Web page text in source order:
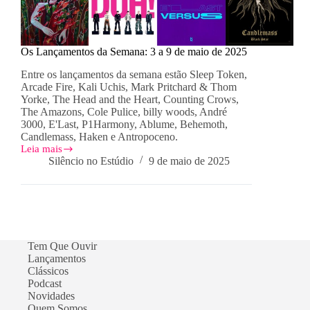
Os Lançamentos da Semana: 3 a 9 de maio de 2025
Entre os lançamentos da semana estão Sleep Token,
Arcade Fire, Kali Uchis, Mark Pritchard & Thom
Yorke, The Head and the Heart, Counting Crows,
The Amazons, Cole Pulice, billy woods, André
3000, E'Last, P1Harmony, Ablume, Behemoth,
Candlemass, Haken e Antropoceno.
Leia mais
Os
Lançamentos
maio
de
2025
Silêncio no Estúdio 9 de maio de 2025
Tem Que Ouvir
Lançamentos
Clássicos
Podcast
Novidades